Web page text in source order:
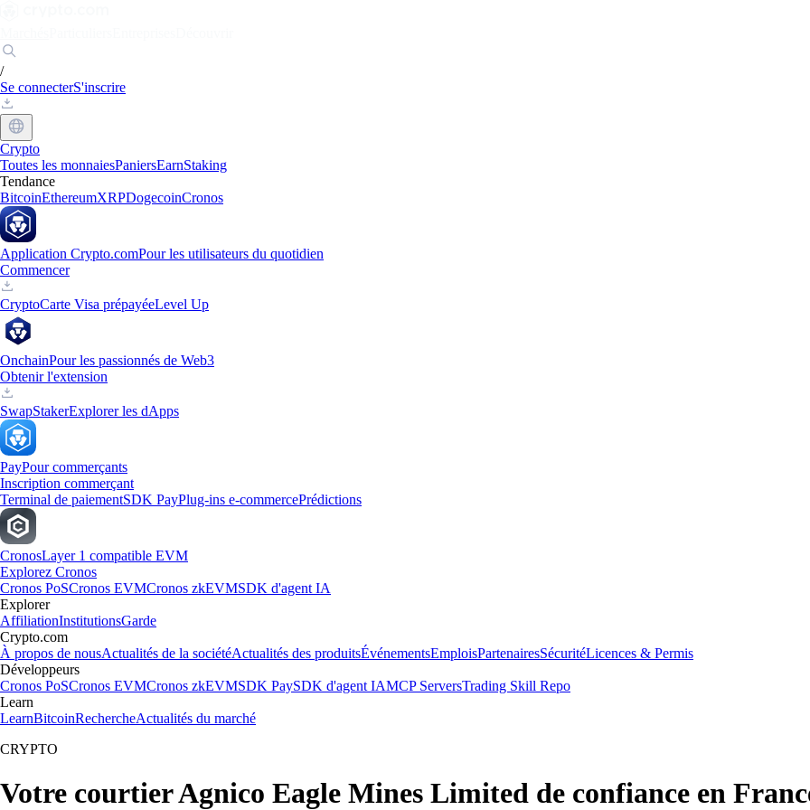
/
Se connecterS'inscrire
Crypto
Toutes les monnaiesPaniersEarnStaking
Tendance
BitcoinEthereumXRPDogecoinCronos
Application Crypto.comPour les utilisateurs du quotidien
Commencer
CryptoCarte Visa prépayéeLevel Up
OnchainPour les passionnés de Web3
Obtenir l'extension
SwapStakerExplorer les dApps
PayPour commerçants
Inscription commerçant
Terminal de paiementSDK PayPlug-ins e-commercePrédictions
CronosLayer 1 compatible EVM
Explorez Cronos
Cronos PoSCronos EVMCronos zkEVMSDK d'agent IA
Explorer
AffiliationInstitutionsGarde
Crypto.com
À propos de nousActualités de la sociétéActualités des produitsÉvénementsEmploisPartenairesSécuritéLicences & Permis
Développeurs
Cronos PoSCronos EVMCronos zkEVMSDK PaySDK d'agent IAMCP ServersTrading Skill Repo
Learn
LearnBitcoinRechercheActualités du marché
CRYPTO
Votre courtier Agnico Eagle Mines Limited de confiance en